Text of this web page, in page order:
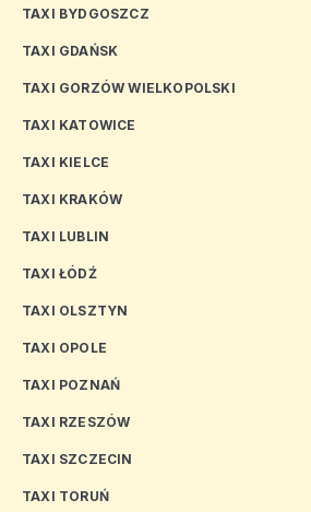
TAXI BYDGOSZCZ
TAXI GDAŃSK
TAXI GORZÓW WIELKOPOLSKI
TAXI KATOWICE
TAXI KIELCE
TAXI KRAKÓW
TAXI LUBLIN
TAXI ŁÓDŹ
TAXI OLSZTYN
TAXI OPOLE
TAXI POZNAŃ
TAXI RZESZÓW
TAXI SZCZECIN
TAXI TORUŃ